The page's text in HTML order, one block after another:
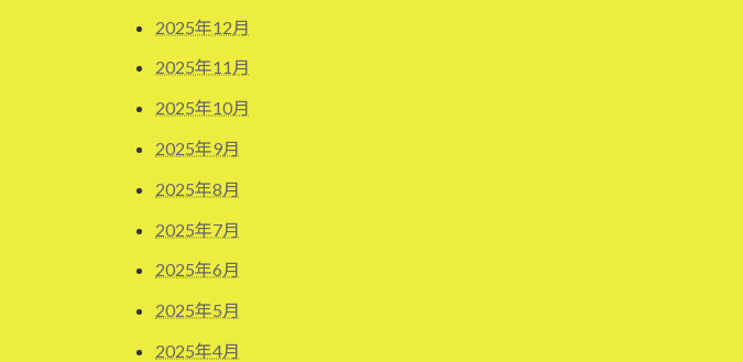
2025年12月
2025年11月
2025年10月
2025年9月
2025年8月
2025年7月
2025年6月
2025年5月
2025年4月